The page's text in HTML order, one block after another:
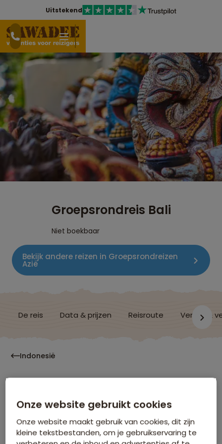
Uitstekend
Groepsrondreis Bali
Niet boekbaar
Bekijk andere reizen in Groepsrondreizen
Azië
De reis Data & prijzen Reisroute Verblijf &
Indonesië
Hoe laat moet ik op het vliegveld zijn?
Onze website gebruikt cookies
Onze website maakt gebruik van cookies, dit zijn
kleine tekstbestanden, om je gebruikservaring te